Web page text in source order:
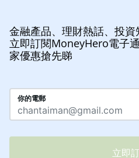
金融產品、理財熱話、投資
立即訂閱MoneyHero電子
家優惠搶先睇